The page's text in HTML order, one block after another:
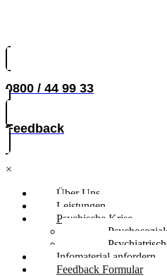
0800 / 44 99 33
Feedback
×
Über Uns
Leistungen
Psychische Krise
Infomaterial anfordern
Feedback Formular